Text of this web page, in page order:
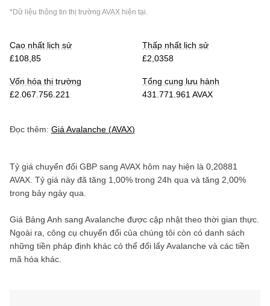
*Dữ liệu thông tin thị trường AVAX hiện tại.
Cao nhất lịch sử
£108,85
Thấp nhất lịch sử
£2,0358
Vốn hóa thị trường
£2.067.756.221
Tổng cung lưu hành
431.771.961 AVAX
Đọc thêm: Giá Avalanche (AVAX)
Tỷ giá chuyển đổi GBP sang AVAX hôm nay hiện là 0,20881
AVAX . Tỷ giá này đã tăng 1,00% trong 24h qua và tăng 2,00%
trong bảy ngày qua.
Giá Bảng Anh sang Avalanche được cập nhật theo thời gian thực.
Ngoài ra, công cụ chuyển đổi của chúng tôi còn có danh sách
những tiền pháp định khác có thể đổi lấyAvalanche và các tiền
mã hóa khác.